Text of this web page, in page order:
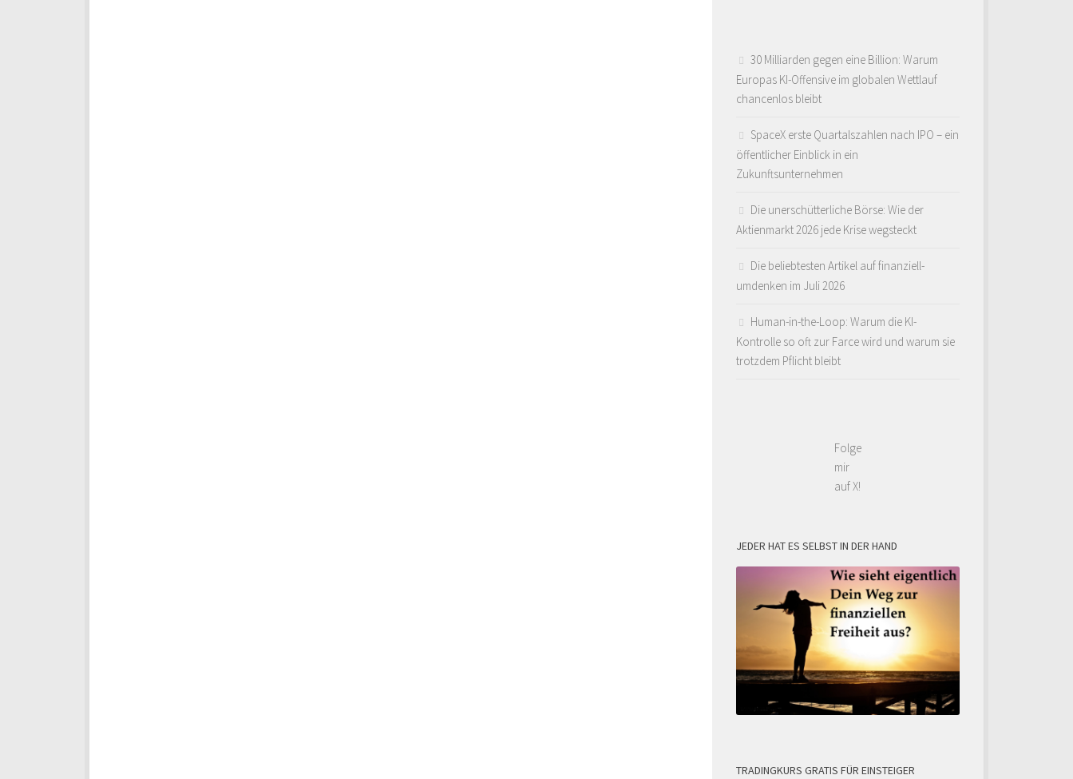
30 Milliarden gegen eine Billion: Warum
Europas KI-Offensive im globalen Wettlauf
chancenlos bleibt
SpaceX erste Quartalszahlen nach IPO – ein
öffentlicher Einblick in ein
Zukunftsunternehmen
Die unerschütterliche Börse: Wie der
Aktienmarkt 2026 jede Krise wegsteckt
Die beliebtesten Artikel auf finanziell-
umdenken im Juli 2026
Human-in-the-Loop: Warum die KI-
Kontrolle so oft zur Farce wird und warum sie
trotzdem Pflicht bleibt
Folge
mir
auf X!
JEDER HAT ES SELBST IN DER HAND
TRADINGKURS GRATIS FÜR EINSTEIGER